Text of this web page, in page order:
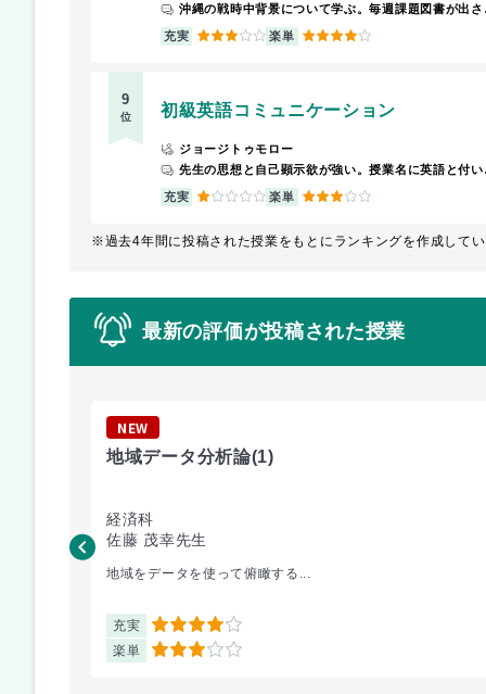
沖縄の戦時中
充実 3 楽単 4
9
位 初級英語コミュニケーション
ジョージトゥモロー
先生の思想と自己顕示欲が強い。授業名に英語と付いているが全く英語はやらな
充実 1 楽単 3
※過去4年間に投稿された授業をもとにランキングを作成してい
最新の評価が投稿された授業
NEW
地域データ分析論(1)
経済科
佐藤 茂幸先生
地域をデータを使って俯瞰する...
充実 4
楽単 3